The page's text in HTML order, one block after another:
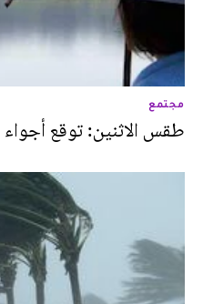
مجتمع
طقس الاثنين: توقع